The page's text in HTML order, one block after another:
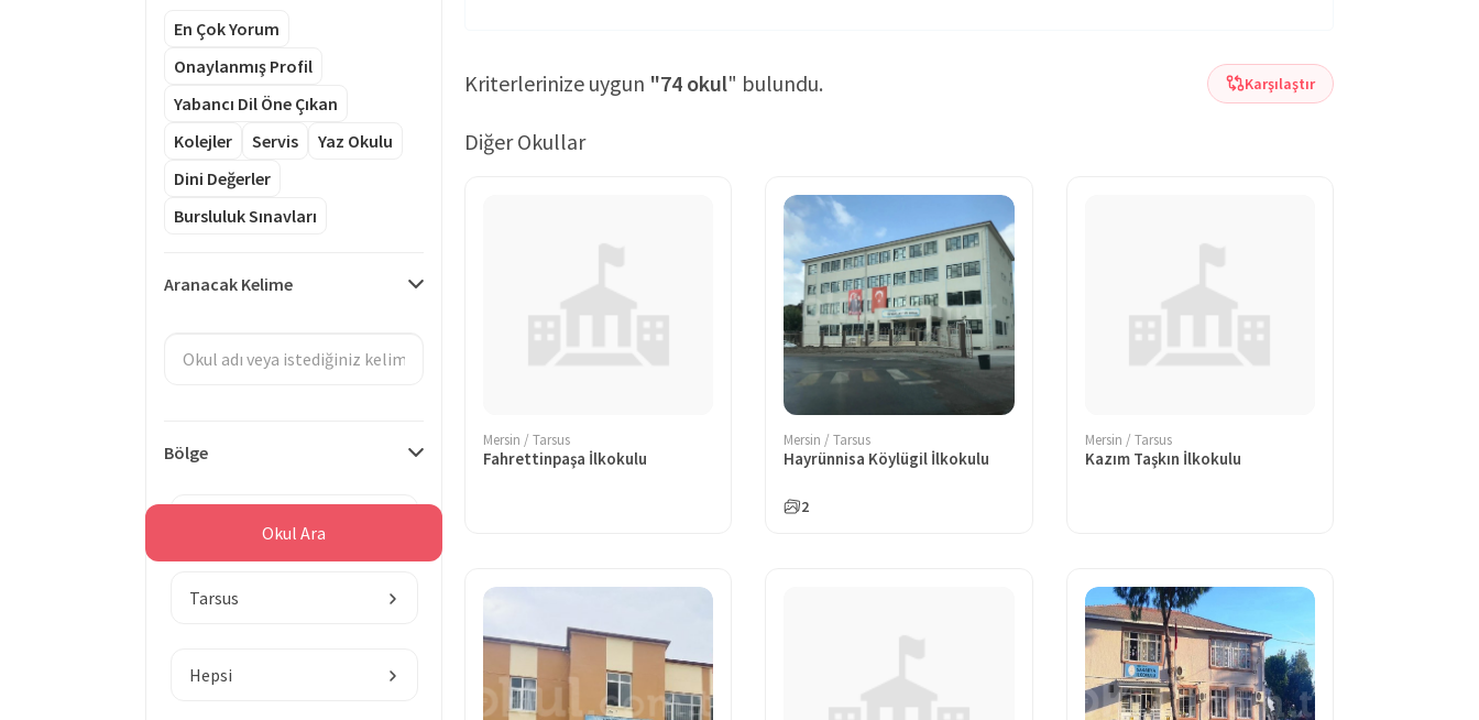
En Çok Yorum
Onaylanmış Profil
Yabancı Dil Öne Çıkan
Kolejler
Servis
Yaz Okulu
Dini Değerler
Bursluluk Sınavları
Aranacak Kelime
Bölge
Tarsus
Hepsi
Okul Ara
Kriterlerinize uygun "74 okul" bulundu. Karşılaştır
Diğer Okullar
Mersin / Tarsus
Fahrettinpaşa İlkokulu
Mersin / Tarsus
Hayrünnisa Köylügil İlkokulu
2
Mersin / Tarsus
Kazım Taşkın İlkokulu